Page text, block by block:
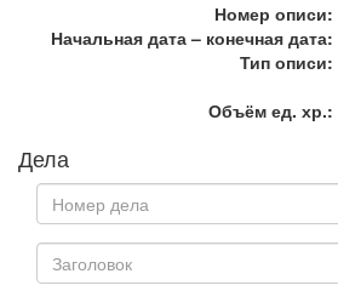
Номер описи:
Начальная дата – конечная дата:
Тип описи:
Объём ед. хр.:
Дела